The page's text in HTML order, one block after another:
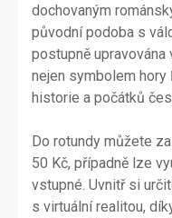
dochovaným
původní podoba s
postupně
nejen symbolem hory
historie a počátků
Do rotundy můžete
50 Kč, případně lze
vstupné. Uvnitř si
s virtuální realitou,